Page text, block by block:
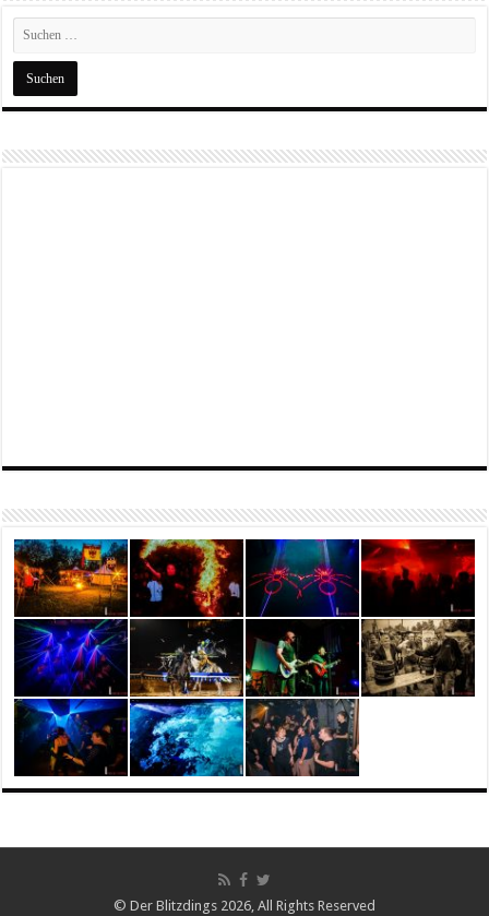
© Der Blitzdings 2026, All Rights Reserved